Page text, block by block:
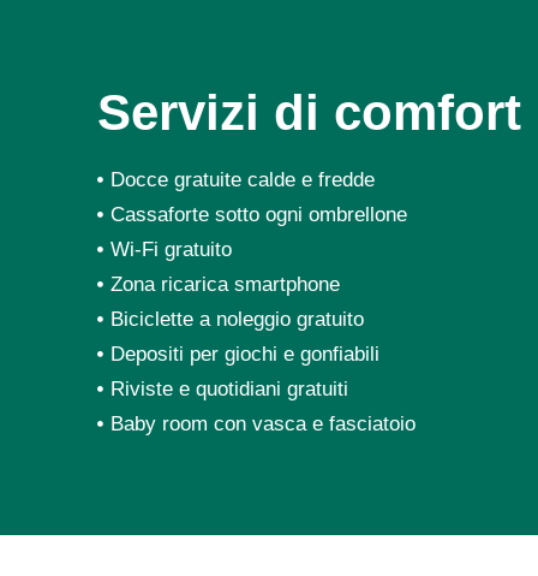
Servizi di comfort
Docce gratuite calde e fredde
Cassaforte sotto ogni ombrellone
Wi-Fi gratuito
Zona ricarica smartphone
Biciclette a noleggio gratuito
Depositi per giochi e gonfiabili
Riviste e quotidiani gratuiti
Baby room con vasca e fasciatoio